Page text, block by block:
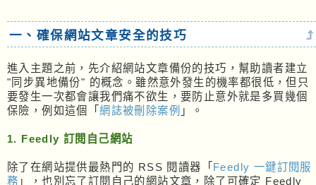
一、確保網站文章安全的技巧
進入主題之前，先介紹網站文章備份的技巧，幫助讀者建立
"同步異地備份" 的概念。雖然意外發生的機率都很低，但只
要發生一次都會讓我們痛不欲生，要防止意外就是多買幾個
保險，例如這個「網誌被刪除案例 」。
1. Feedly 訂閱自己網站
除了在網站提供最熱門的 RSS 閱讀器「 Feedly 一鍵訂閱服
務 」，也別忘了訂閱自己的網站文章，除了可確定 Feedly